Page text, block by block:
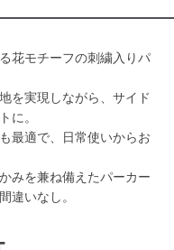
花モチーフの刺繍入りパ
を実現しながら、サイド
に。
最適で、日常使いからお
みを兼ね備えたパーカー
違いなし。